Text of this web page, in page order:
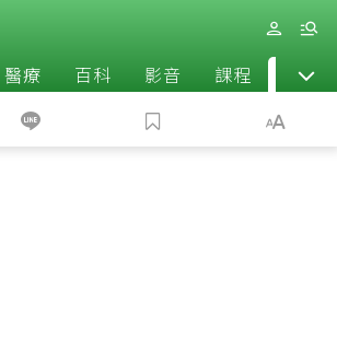
醫療 百科 影音 課程 退休